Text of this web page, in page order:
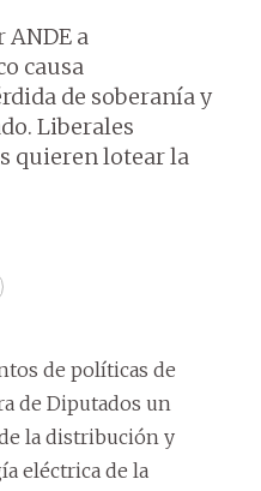
ANDE a
causa
de soberanía y
Liberales
quieren lotear la
de políticas de
de Diputados un
la distribución y
eléctrica de la